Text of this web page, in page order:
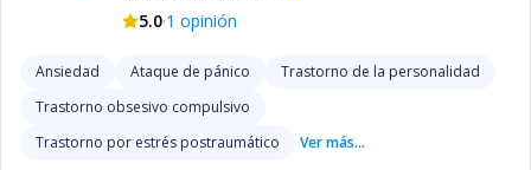
5.0·1 opinión
Ansiedad Ataque de pánico
Trastorno de la personalidad
Trastorno obsesivo compulsivo
Trastorno por estrés postraumático
Ver más...